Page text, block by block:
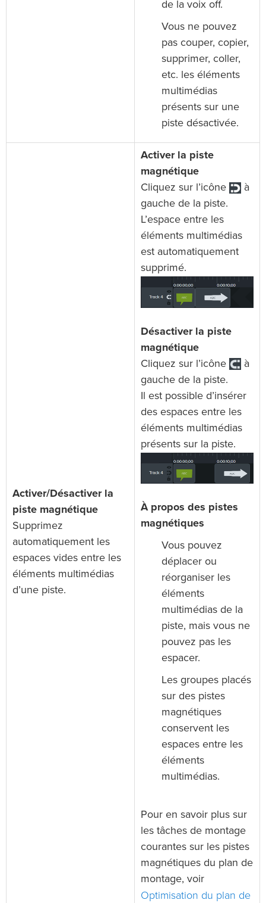
de la voix off.
Vous ne pouvez
pas couper, copier,
supprimer, coller,
etc. les éléments
multimédias
présents sur une
piste désactivée.
Activer/Désactiver la
piste magnétique
Supprimez
automatiquement les
espaces vides entre les
éléments multimédias
d’une piste.
Activer la piste
magnétique
Cliquez sur l’icône
à
gauche de la piste.
L’espace entre les
éléments multimédias
est automatiquement
supprimé.
Désactiver la piste
magnétique
Cliquez sur l’icône
à
gauche de la piste.
Il est possible d’insérer
des espaces entre les
éléments multimédias
présents sur la piste.
À propos des pistes
magnétiques
Vous pouvez
déplacer ou
réorganiser les
éléments
multimédias de la
piste, mais vous ne
pouvez pas les
espacer.
Les groupes placés
sur des pistes
magnétiques
conservent les
espaces entre les
éléments
multimédias.
Pour en savoir plus sur
les tâches de montage
courantes sur les pistes
magnétiques du plan de
montage, voir
Optimisation du plan de